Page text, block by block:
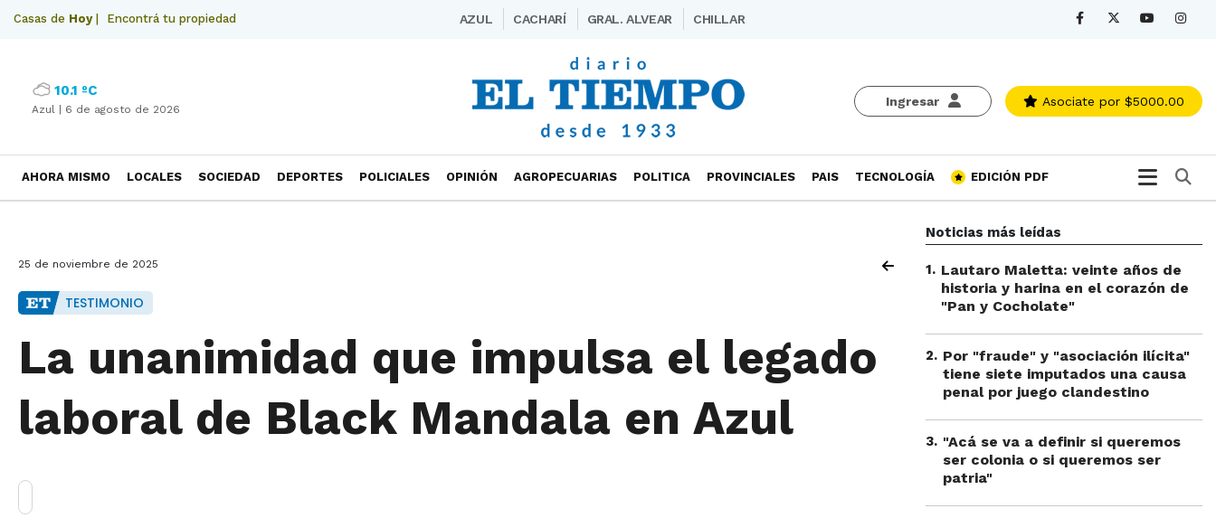
Casas de Hoy| Encontrá tu propiedad AZUL CACHARÍ GRAL. ALVEAR CHILLAR
Ingresar Asociate por $5000.00
10.1 ºC
Azul | 6 de agosto de 2026
AHORA MISMO LOCALES SOCIEDAD DEPORTES POLICIALES OPINIÓN AGROPECUARIAS POLITICA PROVINCIALES PAIS TECNOLOGÍA EDICIÓN PDF
25 de noviembre de 2025
TESTIMONIO
La unanimidad que impulsa el legado
laboral de Black Mandala en Azul
Noticias más leídas
1. Lautaro Maletta: veinte años de
historia y harina en el corazón de
"Pan y Cocholate"
2. Por "fraude" y "asociación ilícita"
tiene siete imputados una causa
penal por juego clandestino
3. "Acá se va a definir si queremos
ser colonia o si queremos ser
patria"